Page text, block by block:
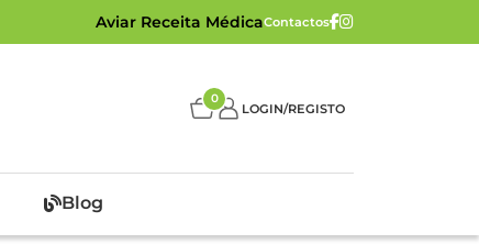
Aviar Receita MédicaContactos
0
LOGIN/REGISTO
Blog